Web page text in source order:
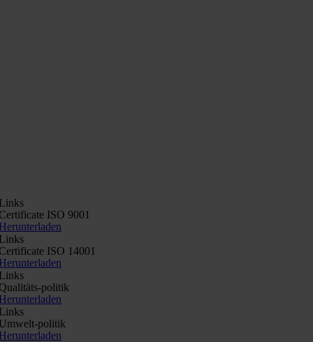
ISO 9001
ISO 14001
politik
politik